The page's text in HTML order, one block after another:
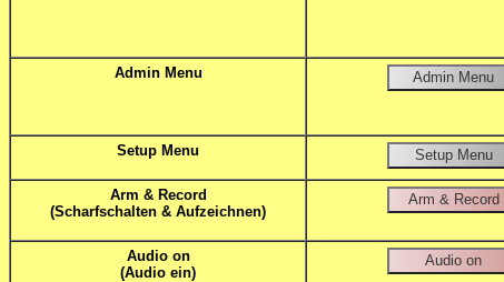
Admin Menu
Setup Menu
Arm & Record
(Scharfschalten & Aufzeichnen)
Audio on
(Audio ein)